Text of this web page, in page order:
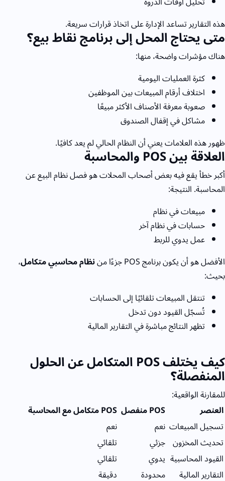
هذه التقارير تساعد الإدارة على اتخاذ قرارات سريعة.
متى يحتاج المحل إلى برنامج نقاط بيع؟
هناك مؤشرات واضحة، منها:
كثرة العمليات اليومية
اختلاف أرقام المبيعات بين الموظفين
صعوبة معرفة الأصناف الأكثر مبيعًا
مشاكل في إقفال الصندوق
ظهور هذه العلامات يعني أن النظام الحالي لم يعد كافيًا.
العلاقة بينPOSوالمحاسبة
أكبر خطأ يقع فيه بعض أصحاب المحلات هو فصل نظام البيع عن
المحاسبة.النتيجة:
مبيعات في نظام
حسابات في نظام آخر
عمل يدوي للربط
الأفضل هو أن يكون برنامجPOSجزءًا مننظام محاسبي متكامل،
بحيث:
تنتقل المبيعات تلقائيًا إلى الحسابات
تُسجّل القيود دون تدخل
تظهر النتائج مباشرة في التقارير المالية
كيف يختلفPOSالمتكامل عن الحلول
المنفصلة؟
للمقارنة الواقعية:
العنصر
POSمنفصل POSمتكامل مع المحاسبة
تسجيل المبيعات نعم
نعم
تحديث المخزون جزئي
تلقائي
القيود المحاسبية يدوي
تلقائي
التقارير المالية
محدودة دقيقة